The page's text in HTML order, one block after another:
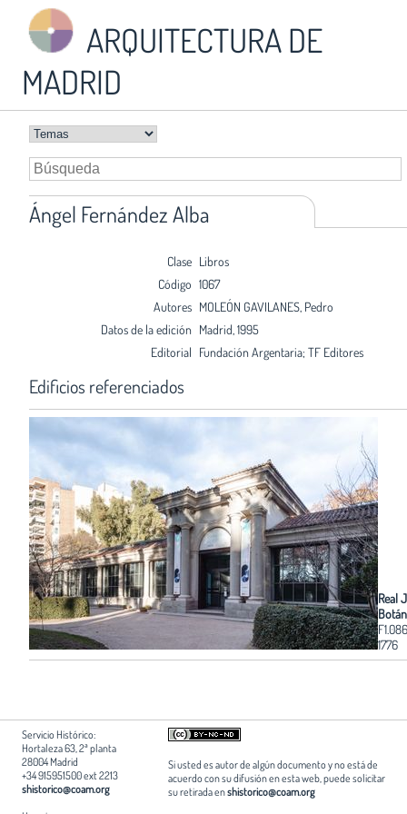
ARQUITECTURA DE
MADRID
Ángel Fernández Alba
Clase Libros
Código 1067
Autores MOLEÓN GAVILANES, Pedro
Datos de la edición Madrid, 1995
Editorial Fundación Argentaria; TF Editores
Edificios referenciados
Real
F1.086
1776
Servicio Histórico:
Hortaleza 63, 2ª planta
28004 Madrid
+34 915951500 ext 2213
shistorico@coam.org
Si usted es autor de algún documento y no está de
acuerdo con su difusión en esta web, puede solicitar
su retirada enshistorico@coam.org